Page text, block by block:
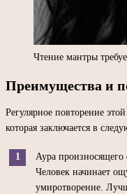
Чтение мантры
Преимущества и
Регулярное повторение
которая заключается в
Аура произносящего
Человек начинает
умиротворение.